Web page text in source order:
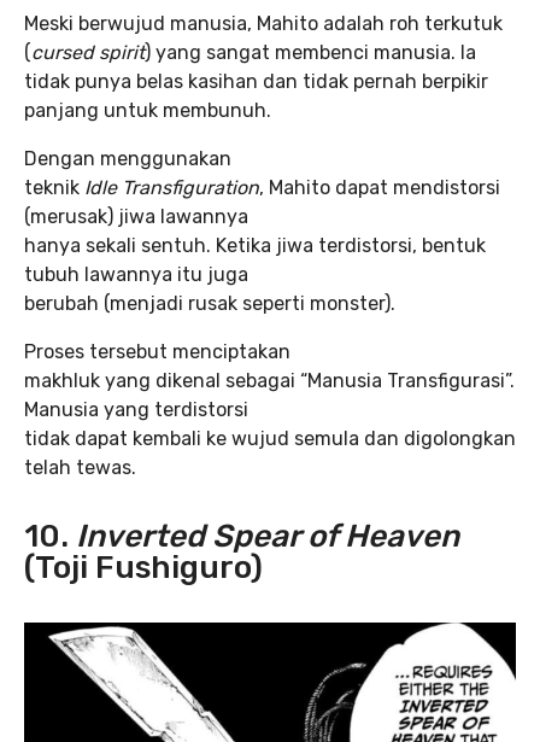
Meski berwujud manusia, Mahito adalah roh terkutuk
(cursed spirit) yang sangat membenci manusia. Ia
tidak punya belas kasihan dan tidak pernah berpikir
panjang untuk membunuh.
Dengan menggunakan
teknik Idle Transfiguration, Mahito dapat mendistorsi
(merusak) jiwa lawannya
hanya sekali sentuh. Ketika jiwa terdistorsi, bentuk
tubuh lawannya itu juga
berubah (menjadi rusak seperti monster).
Proses tersebut menciptakan
makhluk yang dikenal sebagai “Manusia Transfigurasi”.
Manusia yang terdistorsi
tidak dapat kembali ke wujud semula dan digolongkan
telah tewas.
10. Inverted Spear of Heaven
(Toji Fushiguro)